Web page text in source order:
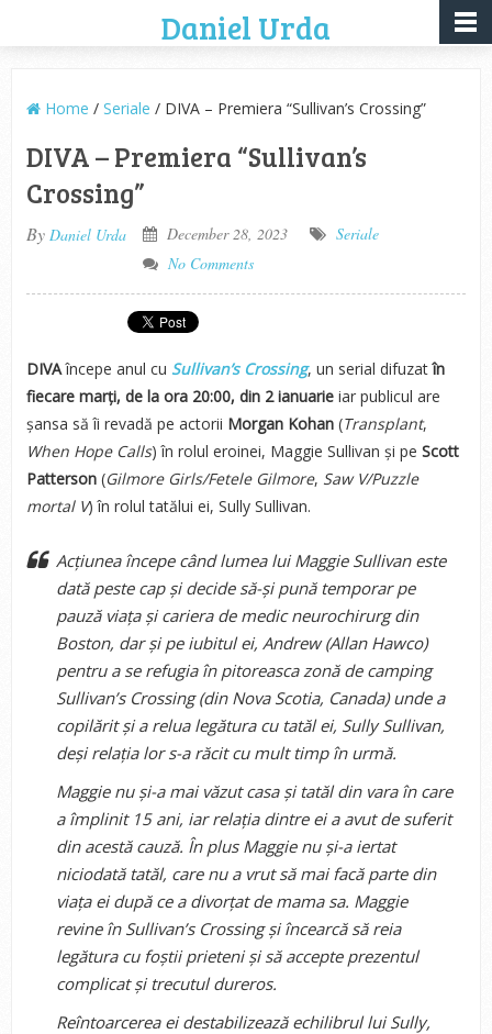
Daniel Urda
Home / Seriale / DIVA – Premiera “Sullivan’s Crossing”
DIVA – Premiera “Sullivan’s
Crossing”
By Daniel Urda December 28, 2023
Seriale
No Comments
DIVAîncepe anul cu Sullivan’s Crossing, un serial difuzatîn
fiecare marți, de la ora 20:00, din 2 ianuarie iar publicul are
șansa să îi revadă pe actorii Morgan Kohan(Transplant,
When Hope Calls) în rolul eroinei, Maggie Sullivan și pe Scott
Patterson(Gilmore Girls/Fetele Gilmore, Saw V/Puzzle
mortal V) în rolul tatălui ei, Sully Sullivan.
Acțiunea începe când lumea lui Maggie Sullivan este
dată peste cap și decide să-și pună temporar pe
pauză viața și cariera de medic neurochirurg din
Boston, dar și pe iubitul ei, Andrew (Allan Hawco)
pentru a se refugia în pitoreasca zonă de camping
Sullivan’s Crossing (din Nova Scotia, Canada) unde a
copilărit și a relua legătura cu tatăl ei, Sully Sullivan,
deși relația lor s-a răcit cu mult timp în urmă.
Maggie nu și-a mai văzut casa și tatăl din vara în care
a împlinit 15 ani, iar relația dintre ei a avut de suferit
din acestă cauză. În plus Maggie nu și-a iertat
niciodată tatăl, care nu a vrut să mai facă parte din
viața ei după ce a divorțat de mama sa. Maggie
revine în Sullivan’s Crossing și încearcă să reia
legătura cu foștii prieteni și să accepte prezentul
complicat și trecutul dureros.
Reîntoarcerea ei destabilizează echilibrul lui Sully,